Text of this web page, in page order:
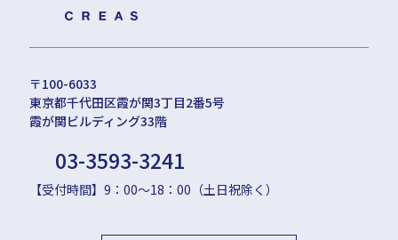
〒100-6033
東京都千代田区霞が関3丁目2番5号
霞が関ビルディング33階
03-3593-3241
【受付時間】9：00〜18：00（土日祝除く）